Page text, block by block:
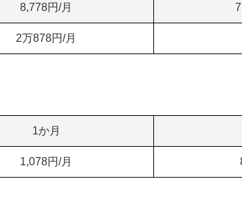
8,778円/月
2万878円/月
1か月
1,078円/月